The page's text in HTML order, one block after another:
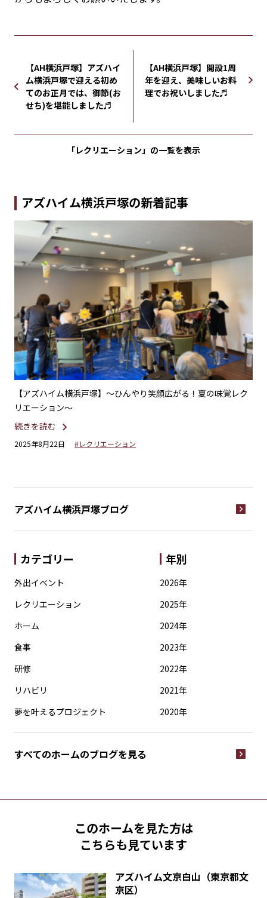
【AH横浜戸塚】アズハイ
ム横浜戸塚で迎える初め
てのお正月では、御節(お
せち)を堪能しました♬
【AH横浜戸塚】開設1周
年を迎え、美味しいお料
理でお祝いしました♬
「レクリエーション」の一覧を表示
アズハイム横浜戸塚の新着記事
【アズハイム横浜戸塚】〜ひんやり笑顔広がる！夏の味覚レク
リエーション～
続きを読む
2025年8月22日 #レクリエーション
アズハイム横浜戸塚ブログ
カテゴリー
外出イベント
レクリエーション
ホーム
食事
研修
リハビリ
夢を叶えるプロジェクト
年別
2026年
2025年
2024年
2023年
2022年
2021年
2020年
すべてのホームのブログを見る
このホームを見た方は
こちらも見ています
アズハイム文京白山（東京都文
京区）